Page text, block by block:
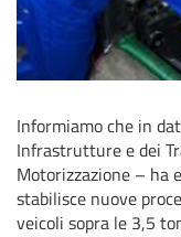
Informiamo che in
Infrastrutture e dei
Motorizzazione – ha
stabilisce nuove
veicoli sopra le 3,5